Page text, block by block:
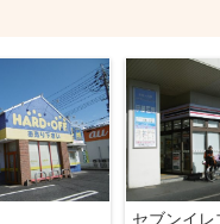
セブンイレ